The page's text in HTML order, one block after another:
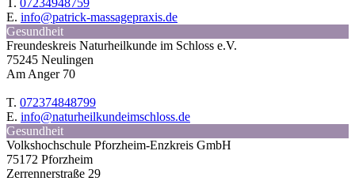
E. info@patrick-massagepraxis.de
Gesundheit
Freundeskreis Naturheilkunde im Schloss e.V.
75245 Neulingen
Am Anger 70
T. 072374848799
E. info@naturheilkundeimschloss.de
Gesundheit
Volkshochschule Pforzheim-Enzkreis GmbH
75172 Pforzheim
Zerrennerstraße 29